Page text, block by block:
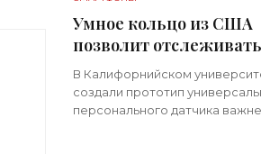
Умное кольцо из США
позволит отслеживать
уровень глюкозы и
других веществ в
«Технологии»
В Калифорнийском
создали прототип
персонального датчика